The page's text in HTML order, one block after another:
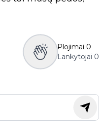
Plojimai 0
Lankytojai 0